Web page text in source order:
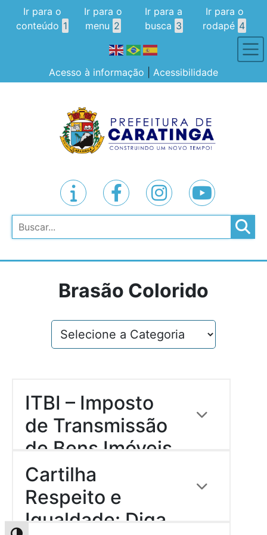
Ir para o
conteúdo 1
Ir para o
menu 2
Ir para a
busca 3
Ir para o
rodapé 4
Acesso à informação Acessibilidade
Pesquisar
Brasão Colorido
ITBI – Imposto
de Transmissão
de Bens Imóveis
(RURAL)
Download
Cartilha
Respeito e
Igualdade: Diga